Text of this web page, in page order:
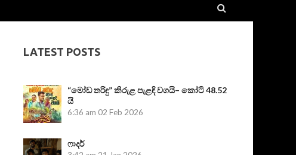
LATEST POSTS
“මෝඩ තරිඳු” කිරුළ පැළඳි වගයි– කෝටි 48.52
යි
6:36 am 02 Feb 2026
ෆාදර්